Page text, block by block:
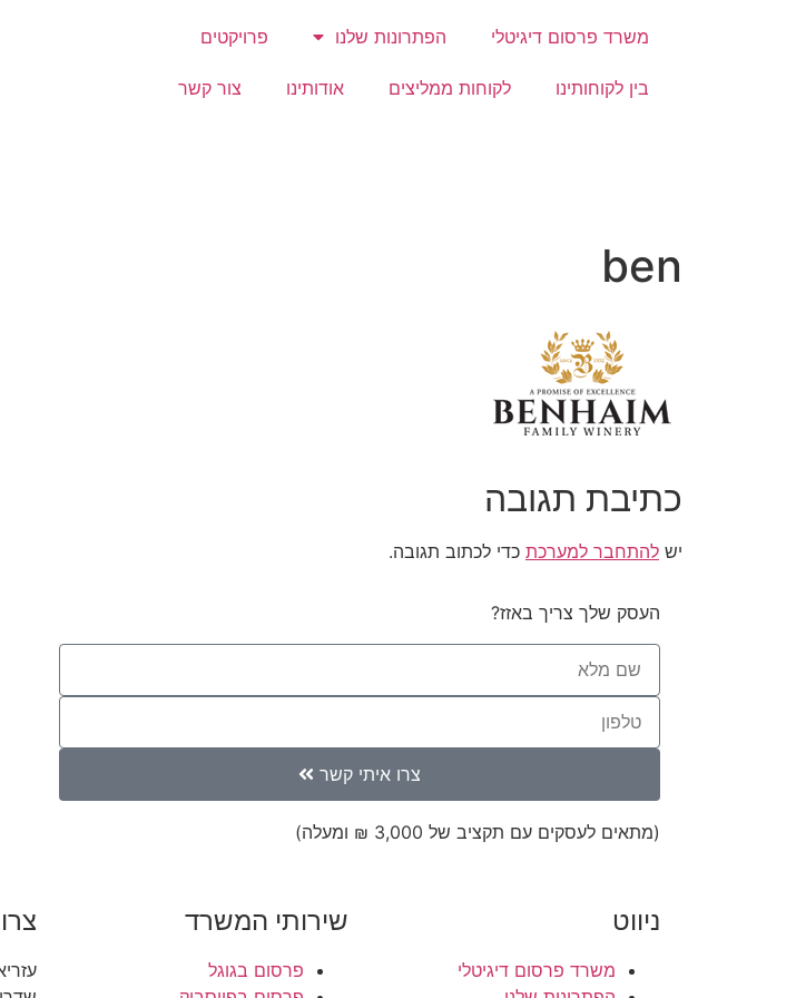
משרד פרסום דיגיטלי הפתרונות שלנו פרויקטים
בין לקוחותינו לקוחות ממליצים אודותינו צור קשר
ben
כתיבת תגובה
יש להתחבר למערכת כדי לכתוב תגובה.
העסק שלך צריך באזז?
צרו איתי קשר
(מתאים לעסקים עם תקציב של 3,000 ₪ ומעלה)
ניווט
משרד פרסום דיגיטלי
שירותי המשרד
פרסום בגוגל